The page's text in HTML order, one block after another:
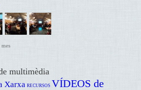
mes
multimèdia
Xarxa RECURSOS VÍDEOS de